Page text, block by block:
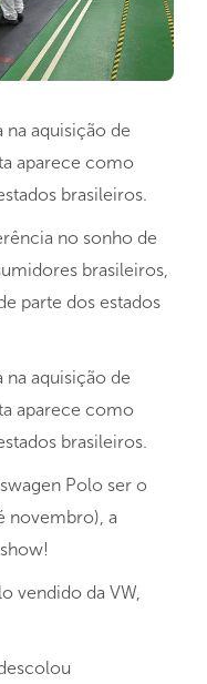
aquisição de
aparece como
brasileiros.
no sonho de
brasileiros,
parte dos estados
aquisição de
aparece como
brasileiros.
Polo ser o
novembro), a
vendido da VW,